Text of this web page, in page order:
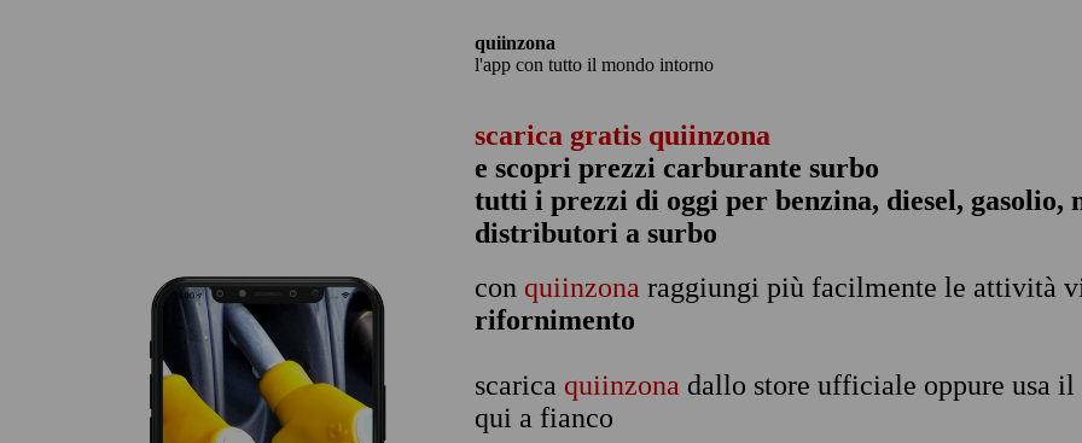
quiinzona
l'app con tutto il mondo intorno
scarica gratis quiinzona
e scopri prezzi carburante surbo
tutti i prezzi di oggi per benzina, diesel, gasolio,
distributori a surbo
con quiinzona raggiungi più facilmente le attività
rifornimento
scarica quiinzona dallo store ufficiale oppure usa il
qui a fianco